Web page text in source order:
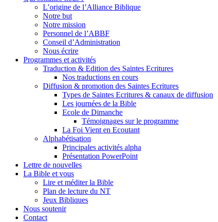
L’origine de l’Alliance Biblique
Notre but
Notre mission
Personnel de l’ABBF
Conseil d’Administration
Nous écrire
Programmes et activités
Traduction & Edition des Saintes Ecritures
Nos traductions en cours
Diffusion & promotion des Saintes Ecritures
Types de Saintes Ecritures & canaux de diffusion
Les journées de la Bible
Ecole de Dimanche
Témoignages sur le programme
La Foi Vient en Ecoutant
Alphabétisation
Principales activités alpha
Présentation PowerPoint
Lettre de nouvelles
La Bible et vous
Lire et méditer la Bible
Plan de lecture du NT
Jeux Bibliques
Nous soutenir
Contact